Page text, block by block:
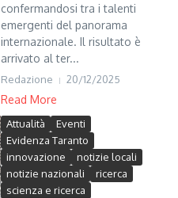
confermandosi tra i talenti
emergenti del panorama
internazionale. Il risultato è
arrivato al ter...
Redazione 20/12/2025
Read More
Attualità
Eventi
Evidenza Taranto
innovazione
notizie locali
notizie nazionali
ricerca
scienza e ricerca